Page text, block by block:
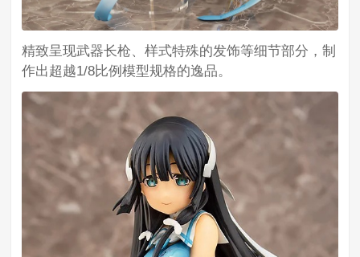
精致呈现武器长枪、样式特殊的发饰等细节部分，制
作出超越1/8比例模型规格的逸品。